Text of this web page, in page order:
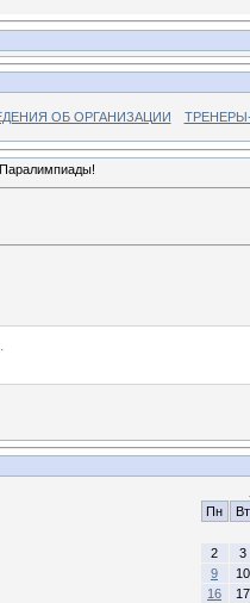
ОБ ОРГАНИЗАЦИИ
Пн
Вт
2
3
9
10
16
17